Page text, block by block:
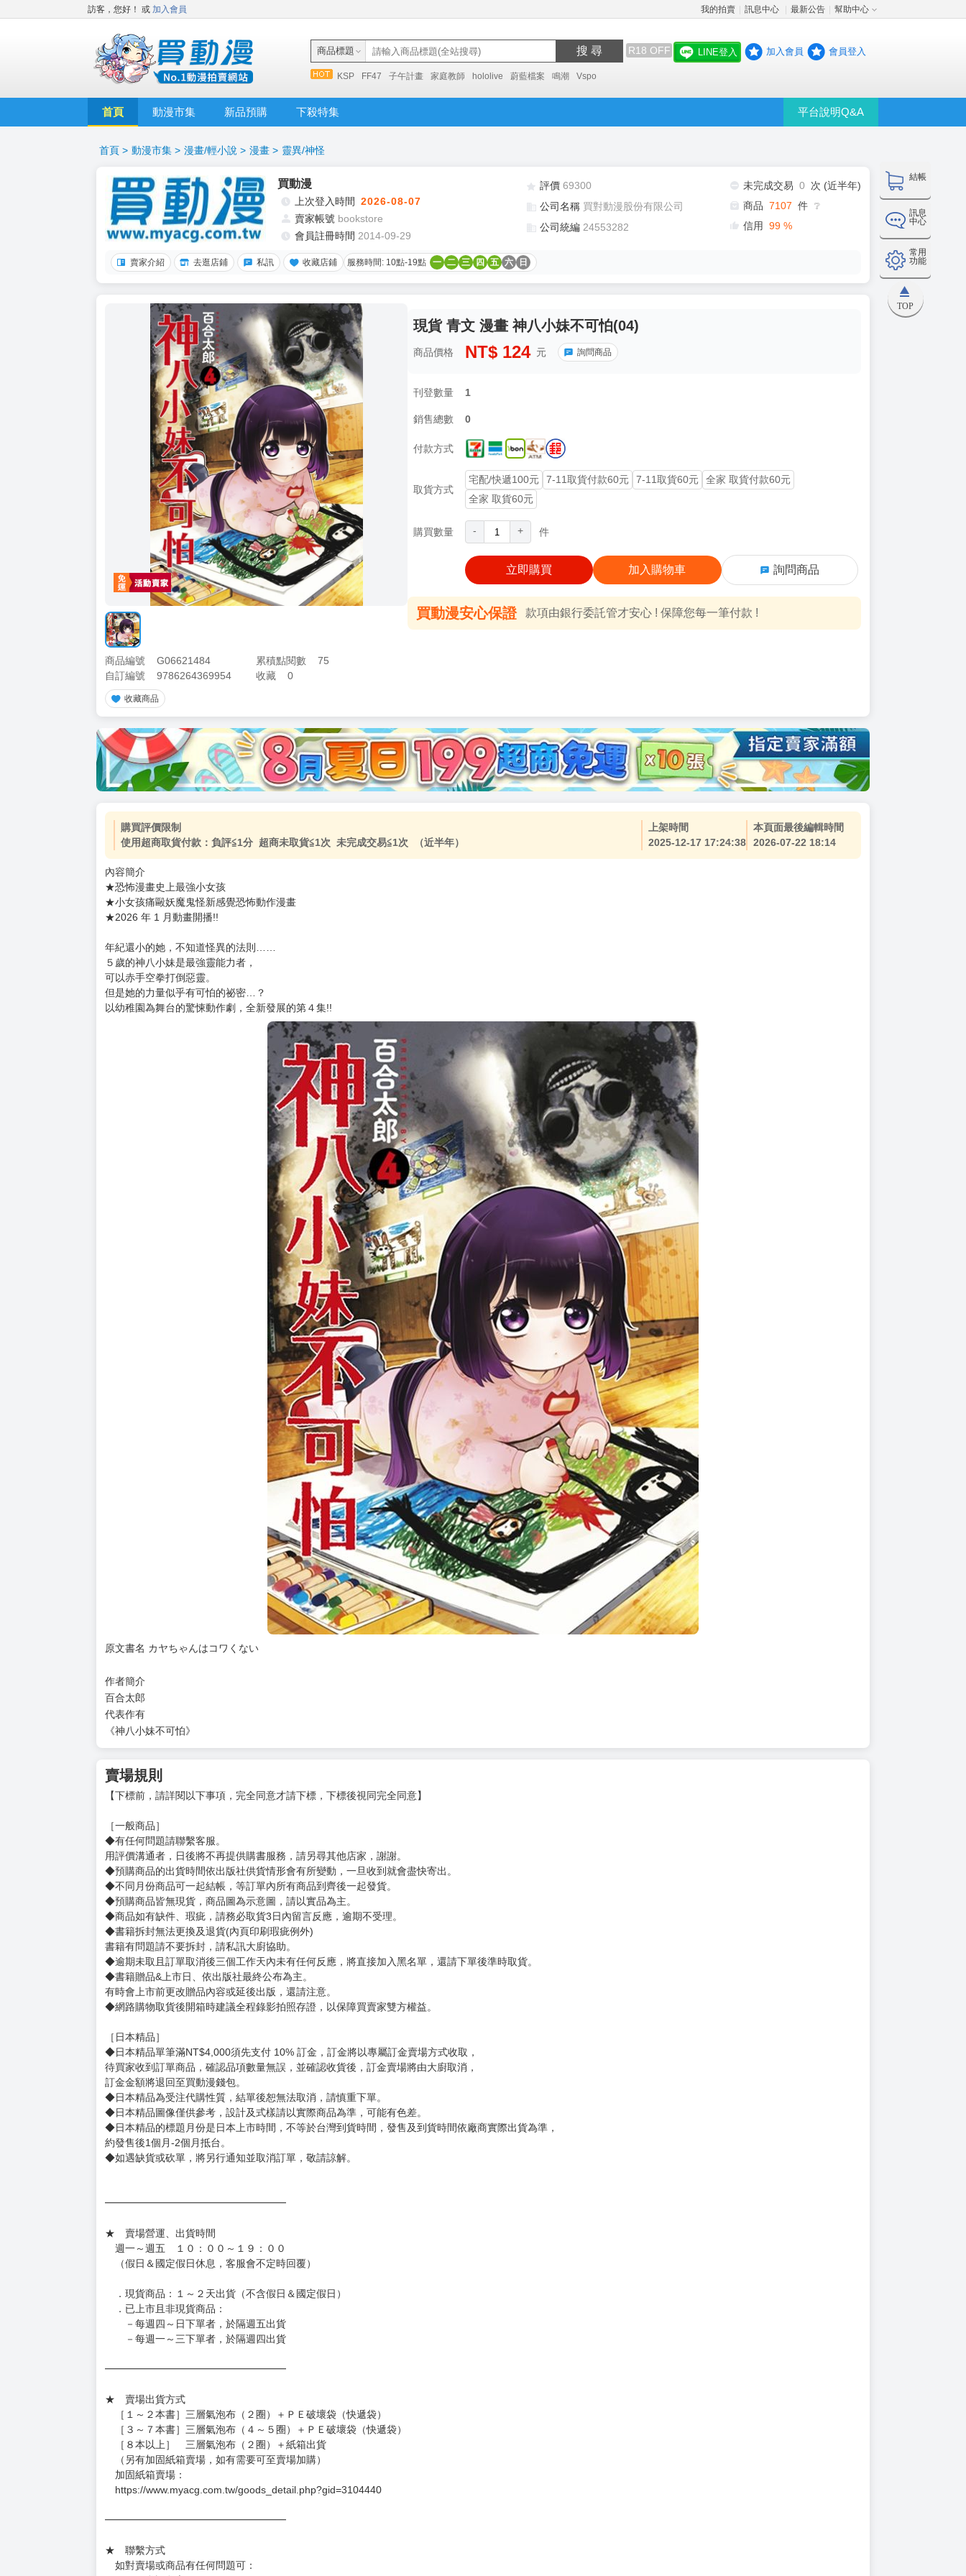
訪客，您好！ 或 加入會員 我的拍賣 訊息中心 最新公告 幫助中心
商品標題 搜 尋 R18 OFF
KSP FF47 子午計畫 家庭教師 hololive 蔚藍檔案 鳴潮 Vspo
LINE登入 加入會員 會員登入
首頁 動漫市集 新品預購 下殺特集 平台說明Q&A
結帳
訊息
中心
常用
功能
TOP
首頁 > 動漫市集 > 漫畫/輕小說 > 漫畫 > 靈異/神怪
買動漫
上次登入時間 2026-08-07
賣家帳號 bookstore
會員註冊時間 2014-09-29
評價 69300
公司名稱 買對動漫股份有限公司
公司統編 24553282
未完成交易 0
次 (近半年)
商品 7107 件 ❔
信用 99 %
賣家介紹 去逛店鋪 私訊 收藏店鋪 服務時間: 10點-19點 一 二 三 四 五 六 日
商品編號 G06621484 累積點閱數
75
自訂編號
9786264369954 收藏 0
收藏商品
現貨 青文 漫畫 神八小妹不可怕(04)
商品價格 NT$ 124 元 詢問商品
刊登數量 1
銷售總數 0
付款方式
取貨方式
宅配/快遞100元 7-11取貨付款60元 7-11取貨60元
全家 取貨付款60元
全家 取貨60元
購買數量 - + 件
立即購買 加入購物車 詢問商品
買動漫安心保證 款項由銀行委託管才安心 ! 保障您每一筆付款 !
加價購 ( 共
(加購品) 買動漫★《$15元-加固紙箱包裝》
-
+
購買評價限制
使用超商取貨付款：負評≦1分 超商未取貨≦1次 未完成交易≦1次 （近半年）
★小女孩痛毆妖魔鬼怪新感覺恐怖動作漫畫
年紀還小的她，不知道怪異的法則……
以幼稚園為舞台的驚悚動作劇，全新發展的第４集!!
原文書名 カヤちゃんはコワくない
作者簡介
百合太郎
代表作有
《神八小妹不可怕》
賣場規則
【下標前，請詳閱以下事項，完全同意才請下標，下標後視同完全同意】
［一般商品］
◆有任何問題請聯繫客服。
用評價溝通者，日後將不再提供購書服務，請另尋其他店家，謝謝。
◆不同月份商品可一起結帳，等訂單內所有商品到齊後一起發貨。
◆預購商品皆無現貨，商品圖為示意圖，請以實品為主。
◆商品如有缺件、瑕疵，請務必取貨3日內留言反應，逾期不受理。
◆書籍拆封無法更換及退貨(內頁印刷瑕疵例外)
書籍有問題請不要拆封，請私訊大廚協助。
◆逾期未取且訂單取消後三個工作天內未有任何反應，將直接加入黑名單，還請下單後準時取貨。
◆書籍贈品&上市日、依出版社最終公布為主。
有時會上市前更改贈品內容或延後出版，還請注意。
◆網路購物取貨後開箱時建議全程錄影拍照存證，以保障買賣家雙方權益。
訂金金額將退回至買動漫錢包。
◆日本精品為受注代購性質，結單後恕無法取消，請慎重下單。
◆日本精品圖像僅供參考，設計及式樣請以實際商品為準，可能有色差。
約發售後1個月-2個月抵台。
◆如遇缺貨或砍單，將另行通知並取消訂單，敬請諒解。
週一～週五 １０：００～１９：００
（假日＆國定假日休息，客服會不定時回覆）
．現貨商品：１～２天出貨（不含假日＆國定假日）
．已上市且非現貨商品：
－每週四～日下單者，於隔週五出貨
－每週一～三下單者，於隔週四出貨
★ 賣場出貨方式
［１～２本書］三層氣泡布（２圈）＋ＰＥ破壞袋（快遞袋）